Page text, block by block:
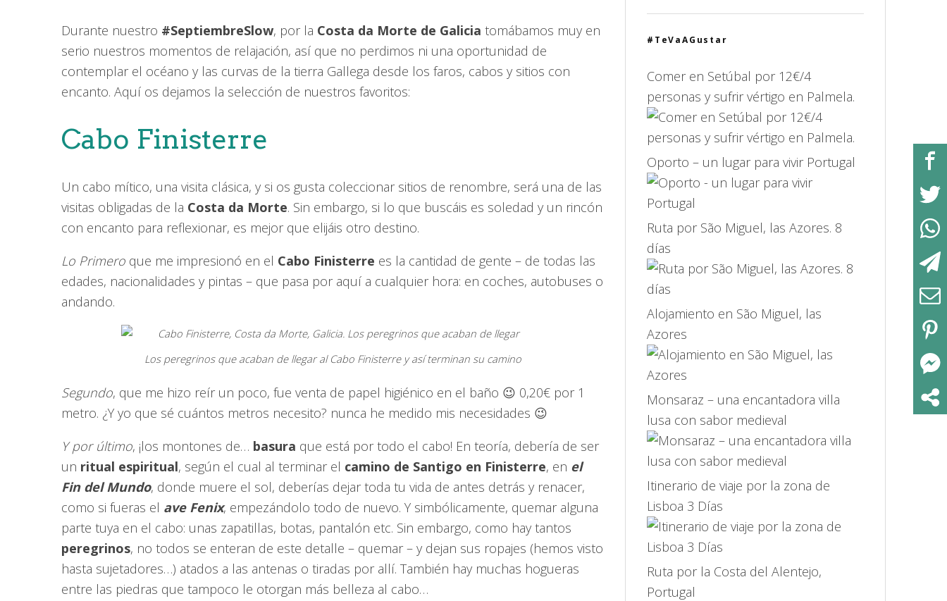
Durante nuestro #SeptiembreSlow, por la Costa da Morte de Galicia tomábamos muy en
serio nuestros momentos de relajación, así que no perdimos ni una oportunidad de
contemplar el océano y las curvas de la tierra Gallega desde los faros, cabos y sitios con
encanto. Aquí os dejamos la selección de nuestros favoritos:
Cabo Finisterre
Un cabo mítico, una visita clásica, y si os gusta coleccionar sitios de renombre, será una de las
visitas obligadas de la Costa da Morte. Sin embargo, si lo que buscáis es soledad y un rincón
con encanto para reflexionar, es mejor que elijáis otro destino.
Lo Primero que me impresionó en el Cabo Finisterre es la cantidad de gente – de todas las
edades, nacionalidades y pintas – que pasa por aquí a cualquier hora: en coches, autobuses o
andando.
Los peregrinos que acaban de llegar al Cabo Finisterre y así terminan su camino
Segundo, que me hizo reír un poco, fue venta de papel higiénico en el baño 😉 0,20€ por 1
metro. ¿Y yo que sé cuántos metros necesito? nunca he medido mis necesidades 😉
Y por último, ¡los montones de… basura que está por todo el cabo! En teoría, debería de ser
un ritual espiritual, según el cual al terminar el camino de Santigo en Finisterre, en el
Fin del Mundo, donde muere el sol, deberías dejar toda tu vida de antes detrás y renacer,
como si fueras el ave Fenix, empezándolo todo de nuevo. Y simbólicamente, quemar alguna
parte tuya en el cabo: unas zapatillas, botas, pantalón etc. Sin embargo, como hay tantos
peregrinos, no todos se enteran de este detalle – quemar – y dejan sus ropajes (hemos visto
hasta sujetadores…) atados a las antenas o tiradas por allí. También hay muchas hogueras
entre las piedras que tampoco le otorgan más belleza al cabo…
#TeVaAGustar
Comer en Setúbal por 12€/4
personas y sufrir vértigo en Palmela.
Oporto – un lugar para vivir Portugal
Ruta por São Miguel, las Azores. 8
días
Alojamiento en São Miguel, las
Azores
Monsaraz – una encantadora villa
lusa con sabor medieval
Itinerario de viaje por la zona de
Lisboa 3 Días
Ruta por la Costa del Alentejo,
Portugal